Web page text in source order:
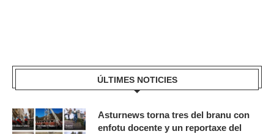
ÚLTIMES NOTICIES
Asturnews torna tres del branu con
enfotu docente y un reportaxe del